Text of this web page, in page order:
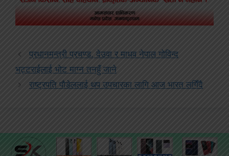
प्रधानमन्त्री प्रचण्ड, देउवा र माधव नेपाल गोविन्द
भट्टराईलाई भोट माग्न तनहुँ जाने
राष्ट्रपति पौडेललाई थप उपचारका लागि आज भारत लगिँदै